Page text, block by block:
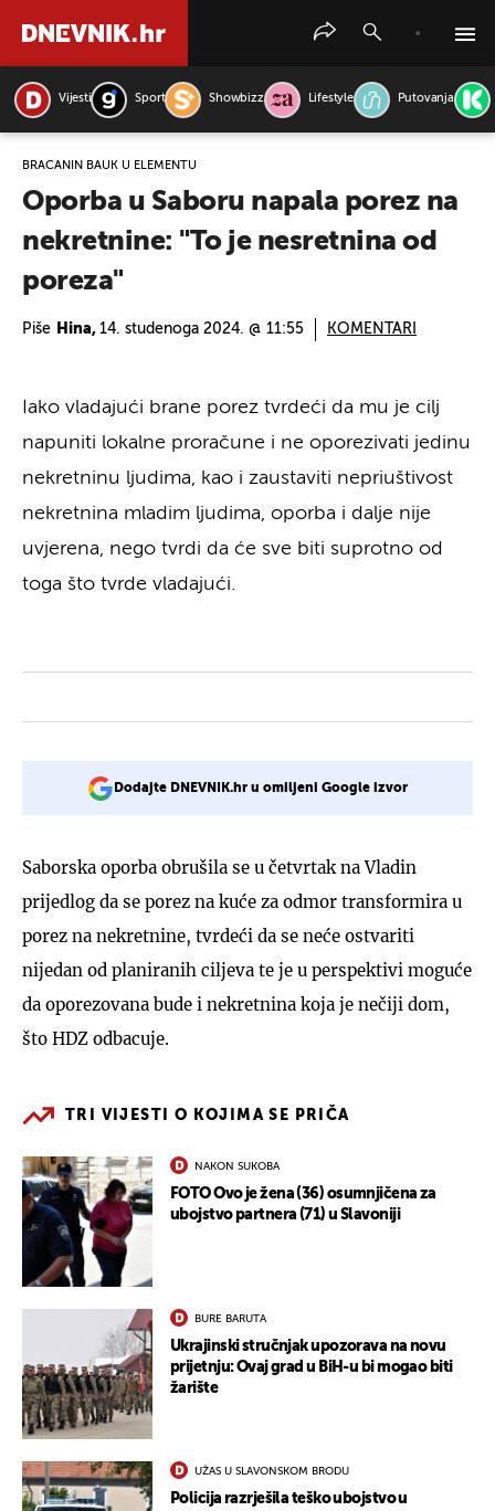
Vijesti Sport Showbizz Lifestyle Putovanja
BRAČANIN BAUK U ELEMENTU
Oporba u Saboru napala porez na
nekretnine: "To je nesretnina od
poreza"
Piše Hina, 14. studenoga 2024. @ 11:55 KOMENTARI
Iako vladajući brane porez tvrdeći da mu je cilj
napuniti lokalne proračune i ne oporezivati jedinu
nekretninu ljudima, kao i zaustaviti nepriuštivost
nekretnina mladim ljudima, oporba i dalje nije
uvjerena, nego tvrdi da će sve biti suprotno od
toga što tvrde vladajući.
Dodajte DNEVNIK.hr u omiljeni Google izvor
Saborska oporba obrušila se u četvrtak na Vladin
prijedlog da se porez na kuće za odmor transformira u
porez na nekretnine, tvrdeći da se neće ostvariti
nijedan od planiranih ciljeva te je u perspektivi moguće
da oporezovana bude i nekretnina koja je nečiji dom,
što HDZ odbacuje.
TRI VIJESTI O KOJIMA SE PRIČA
NAKON SUKOBA
FOTO Ovo je žena (36) osumnjičena za
ubojstvo partnera (71) u Slavoniji
BURE BARUTA
Ukrajinski stručnjak upozorava na novu
prijetnju: Ovaj grad u BiH-u bi mogao biti
žarište
UŽAS U SLAVONSKOM BRODU
Policija razrješila teško ubojstvo u
PRETRAŽITE VIJESTI